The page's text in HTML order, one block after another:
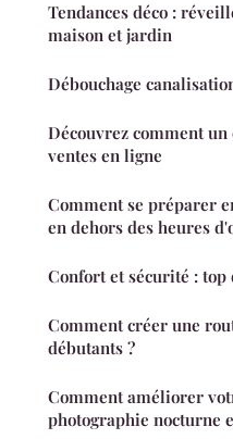
Tendances déco :
maison et jardin
Débouchage
Découvrez comment un
ventes en ligne
Comment se préparer
en dehors des heures
Confort et sécurité : top
Comment créer une
débutants ?
Comment améliorer
photographie nocturne